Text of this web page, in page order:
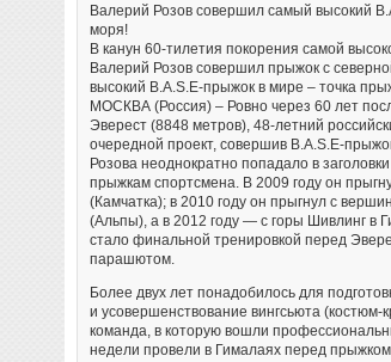
Валерий Розов совершил самый высокий
моря!
В канун 60-тилетия покорения самой
Валерий Розов совершил прыжок с
высокий B.A.S.E-прыжок в мире – точка
МОСКВА (Россия) – Ровно через 60 лет
Эверест (8848 метров), 48-летний
очередной проект, совершив B.A.S.E-
Розова неоднократно попадало в
прыжкам спортсмена. В 2009 году он
(Камчатка); в 2010 году он прыгнул с
(Альпы), а в 2012 году — с горы Шивлинг в
стало финальной тренировкой перед
парашютом.
Более двух лет понадобилось для
и усовершенствование вингсьюта
команда, в которую вошли
недели провели в Гималаях перед